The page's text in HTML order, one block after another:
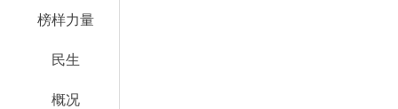
榜样力量
民生
概况